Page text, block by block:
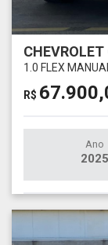
CHEVROLET
1.0 FLEX MANUAL
R$
Ano
2025